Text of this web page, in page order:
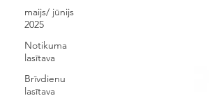
maijs/ jūnijs
2025
Notikuma
lasītava
Brīvdienu
lasītava